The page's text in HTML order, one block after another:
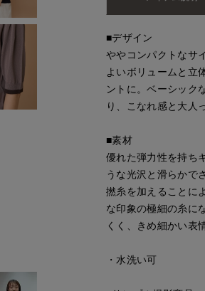
■デザイン
ややコンパクトなサ
よいボリュームと立
ントに。ベーシック
り、こなれ感と大人
■素材
優れた弾力性を持ち
うな光沢と滑らかで
撚糸を加えることに
な印象の極細の糸に
くく、きめ細かい表
・水洗い可